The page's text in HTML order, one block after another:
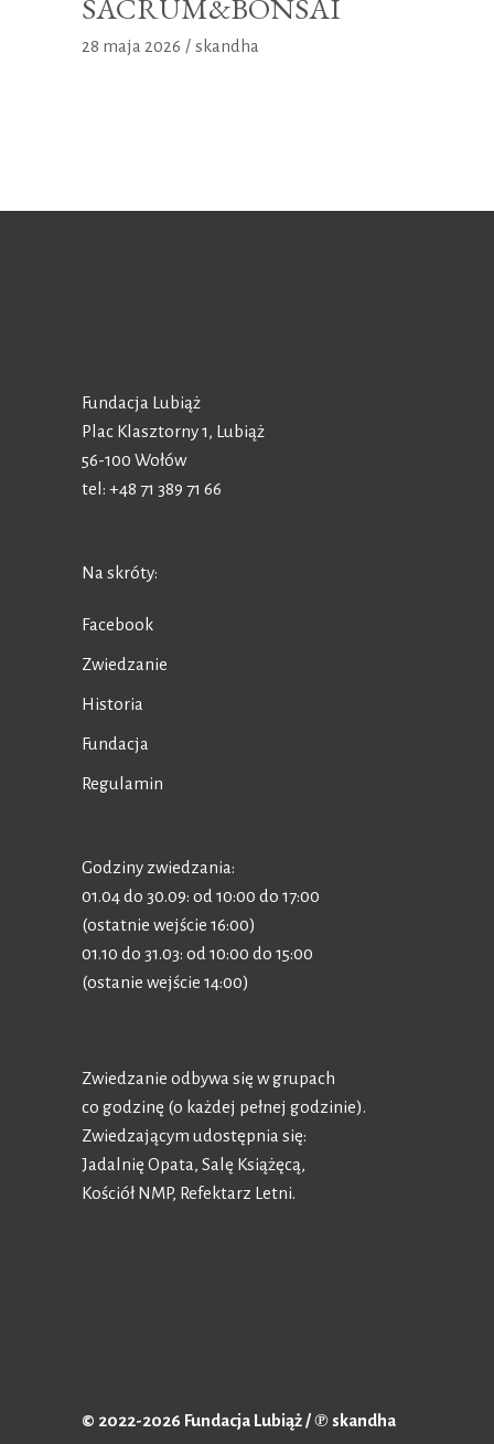
SACRUM&BONSAI
28 maja 2026 skandha
Fundacja Lubiąż
Plac Klasztorny 1, Lubiąż
56-100 Wołów
tel: +48 71 389 71 66
Na skróty:
Facebook
Zwiedzanie
Historia
Fundacja
Regulamin
Godziny zwiedzania:
01.04 do 30.09: od 10:00 do 17:00
(ostatnie wejście 16:00)
01.10 do 31.03: od 10:00 do 15:00
(ostanie wejście 14:00)
Zwiedzanie odbywa się w grupach
co godzinę (o każdej pełnej godzinie).
Zwiedzającym udostępnia się:
Jadalnię Opata, Salę Książęcą,
Kościół NMP, Refektarz Letni.
© 2022-2026 Fundacja Lubiąż / ℗ skandha